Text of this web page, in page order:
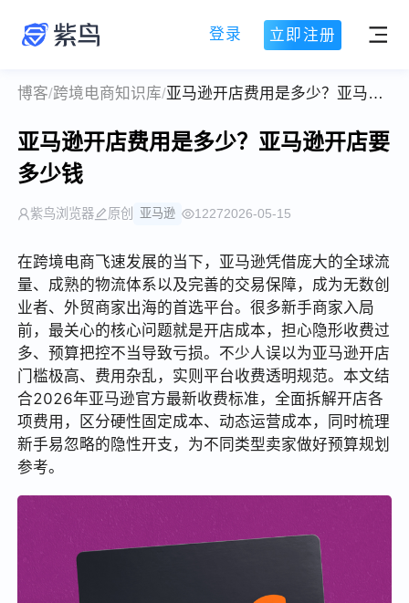
登录 立即注册
博客/跨境电商知识库/ 亚马逊开店费用是多少？亚马逊开店要多少钱
亚马逊开店费用是多少？亚马逊开店要
多少钱
紫鸟浏览器 原创 亚马逊 12272026-05-15
在跨境电商飞速发展的当下，亚马逊凭借庞大的全球流
量、成熟的物流体系以及完善的交易保障，成为无数创
业者、外贸商家出海的首选平台。很多新手商家入局
前，最关心的核心问题就是开店成本，担心隐形收费过
多、预算把控不当导致亏损。不少人误以为亚马逊开店
门槛极高、费用杂乱，实则平台收费透明规范。本文结
合2026年亚马逊官方最新收费标准，全面拆解开店各
项费用，区分硬性固定成本、动态运营成本，同时梳理
新手易忽略的隐性开支，为不同类型卖家做好预算规划
参考。